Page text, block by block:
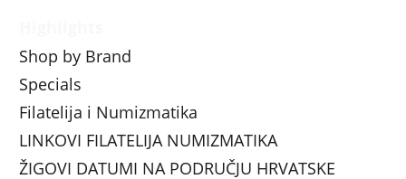
Shop by Brand
Specials
Filatelija i Numizmatika
LINKOVI FILATELIJA NUMIZMATIKA
ŽIGOVI DATUMI NA PODRUČJU HRVATSKE